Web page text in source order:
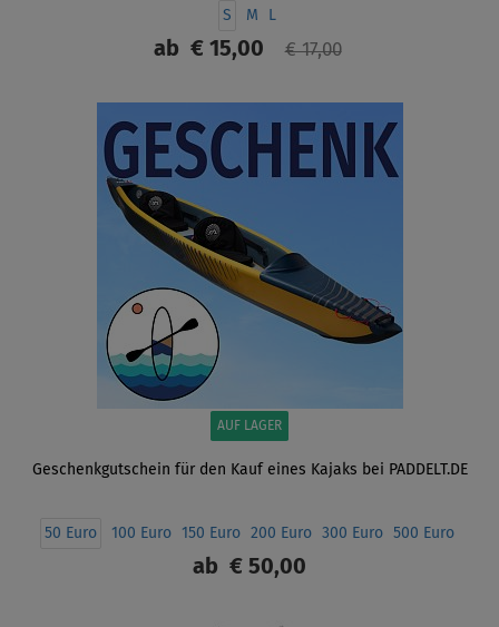
S M L
ab€ 15,00 € 17,00
ANZEIGEN
AUF LAGER
Geschenkgutschein für den Kauf eines Kajaks bei PADDELT.DE
50 Euro 100 Euro 150 Euro 200 Euro 300 Euro 500 Euro
ab € 50,00